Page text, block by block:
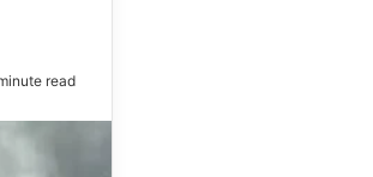
read